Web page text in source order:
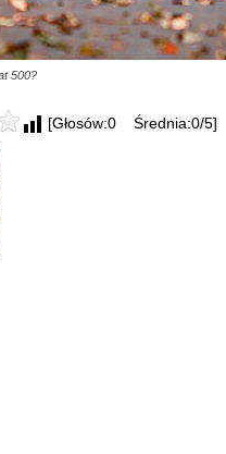
500?
[Głosów:0 Średnia:0/5]